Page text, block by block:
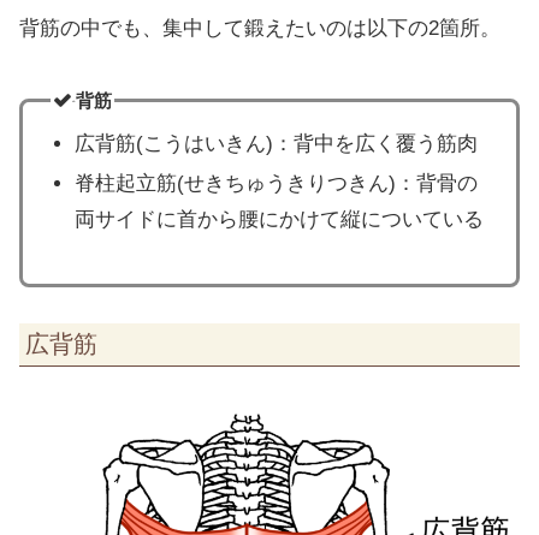
背筋の中でも、集中して鍛えたいのは以下の2箇所。
背筋
広背筋(こうはいきん)：背中を広く覆う筋肉
脊柱起立筋(せきちゅうきりつきん)：背骨の
両サイドに首から腰にかけて縦についている
広背筋